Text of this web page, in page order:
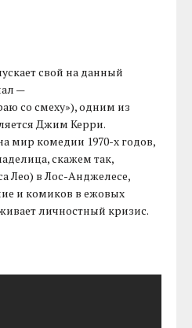
свой на данный
—
со смеху»), одним из
Джим Керри.
мир комедии 1970-х годов,
скажем так,
Лео) в Лос-Анджелесе,
и комиков в ежовых
личностный кризис.